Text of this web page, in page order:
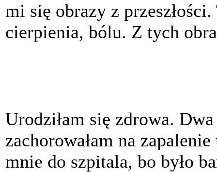
mi się obrazy z
cierpienia, bólu. Z tych
Urodziłam się zdrowa.
zachorowałam na
mnie do szpitala, bo było